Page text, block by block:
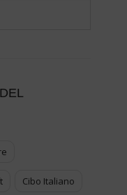
Cibo Italiano